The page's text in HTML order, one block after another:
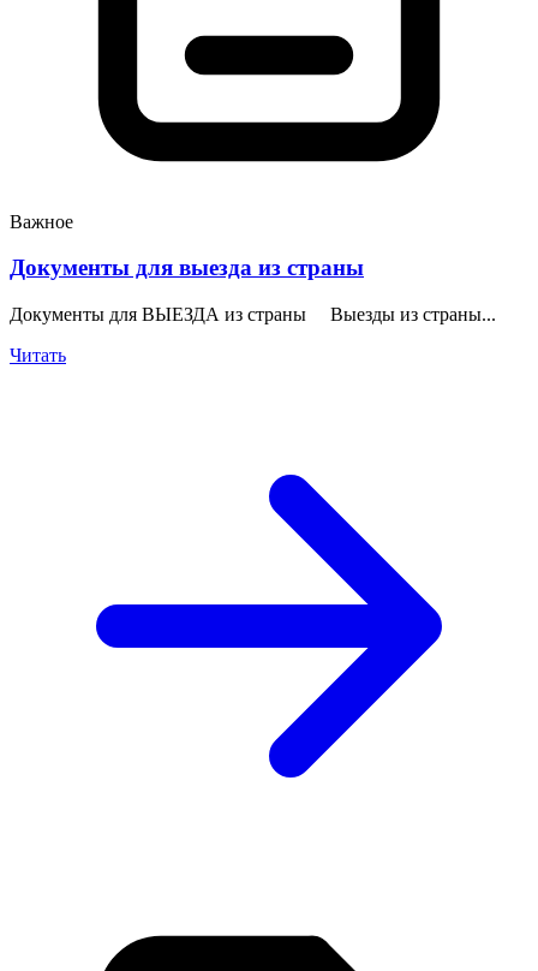
Важное
Документы для выезда из страны
Документы для ВЫЕЗДА из страны Выезды из страны...
Читать